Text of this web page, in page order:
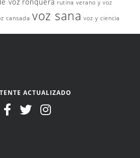
rutina verano y voz
cansada voz sana voz y ciencia
ACTUALIZADO